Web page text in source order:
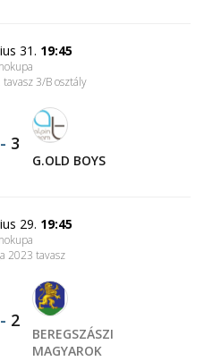
31. 19:45
3/B osztály
- 3
G.OLD BOYS
29. 19:45
2023 tavasz
- 2
BEREGSZÁSZI
MAGYAROK